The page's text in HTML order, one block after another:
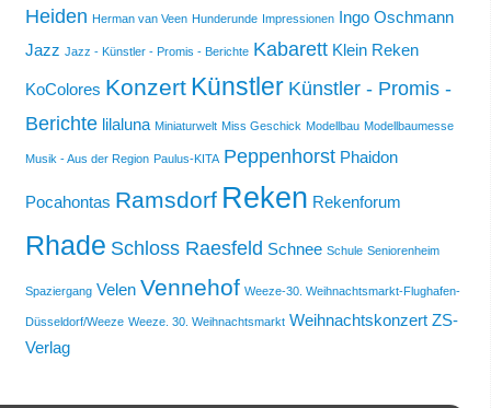
Heiden Herman van Veen Hunderunde Impressionen Ingo Oschmann
Jazz Jazz - Künstler - Promis - Berichte Kabarett Klein Reken
KoColores Konzert Künstler Künstler - Promis -
Berichte lilaluna Miniaturwelt Miss Geschick Modellbau Modellbaumesse
Musik - Aus der Region Paulus-KITA Peppenhorst Phaidon
Pocahontas Ramsdorf Reken Rekenforum
Rhade Schloss Raesfeld Schnee Schule Seniorenheim
Spaziergang Velen Vennehof Weeze-30. Weihnachtsmarkt-Flughafen-
Düsseldorf/Weeze Weeze. 30. Weihnachtsmarkt Weihnachtskonzert ZS-
Verlag